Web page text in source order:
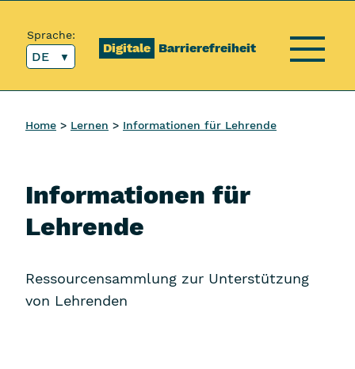
Digitale Barrierefreiheit
Sprache:
DE Menü
Home Lernen Informationen für Lehrende
Informationen für
Lehrende
Ressourcensammlung zur Unterstützung
von Lehrenden